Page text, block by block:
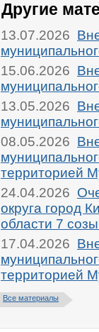
Другие
13.07.2026
15.06.2026
13.05.2026
08.05.2026
территорией
24.04.2026
округа город
области 7
17.04.2026
территорией
Все материалы